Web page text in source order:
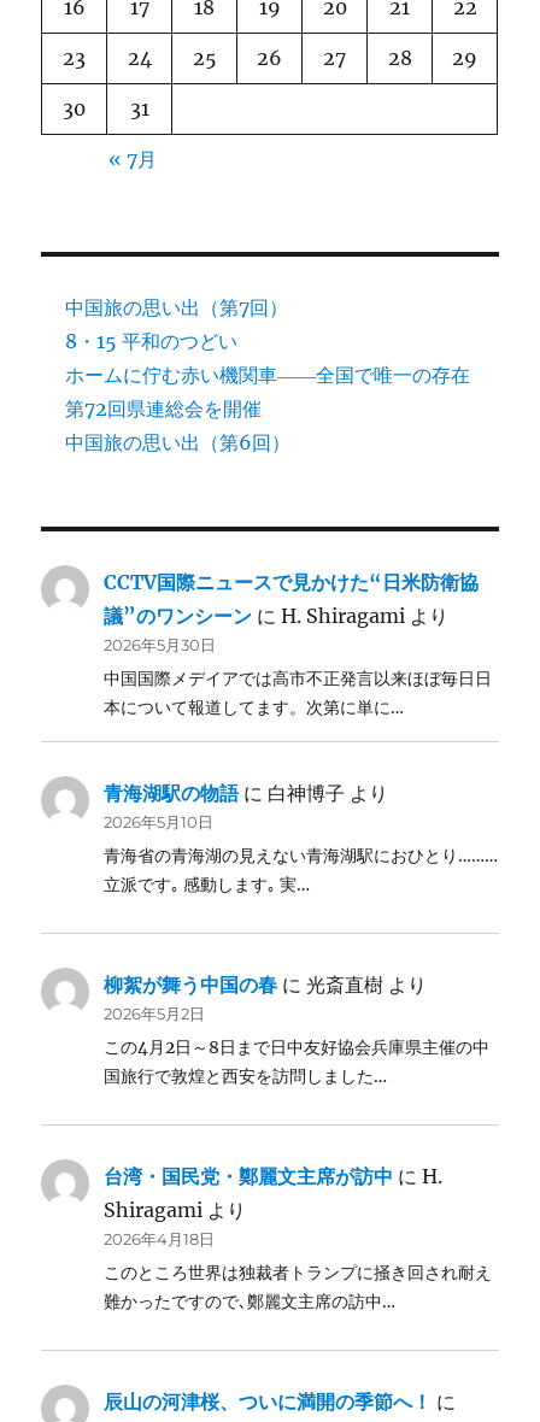
16 17 18 19 20 21 22
23 24 25 26 27 28 29
30 31
« 7月
中国旅の思い出（第7回）
8・15 平和のつどい
ホームに佇む赤い機関車――全国で唯一の存在
第72回県連総会を開催
中国旅の思い出（第6回）
CCTV国際ニュースで見かけた“日米防衛協
議”のワンシーン にH. Shiragami より
2026年5月30日
中国国際メデイアでは高市不正発言以来ほぼ毎日日
本について報道してます。次第に単に…
青海湖駅の物語に 白神博子 より
2026年5月10日
青海省の青海湖の見えない青海湖駅におひとり………
立派です｡ 感動します｡ 実…
柳絮が舞う中国の春 に光斎直樹 より
2026年5月2日
この4月2日～8日まで日中友好協会兵庫県主催の中
国旅行で敦煌と西安を訪問しました…
台湾・国民党・鄭麗文主席が訪中 にH.
Shiragami より
2026年4月18日
このところ世界は独裁者トランプに掻き回され耐え
難かったですので､鄭麗文主席の訪中…
辰山の河津桜、ついに満開の季節へ！ に